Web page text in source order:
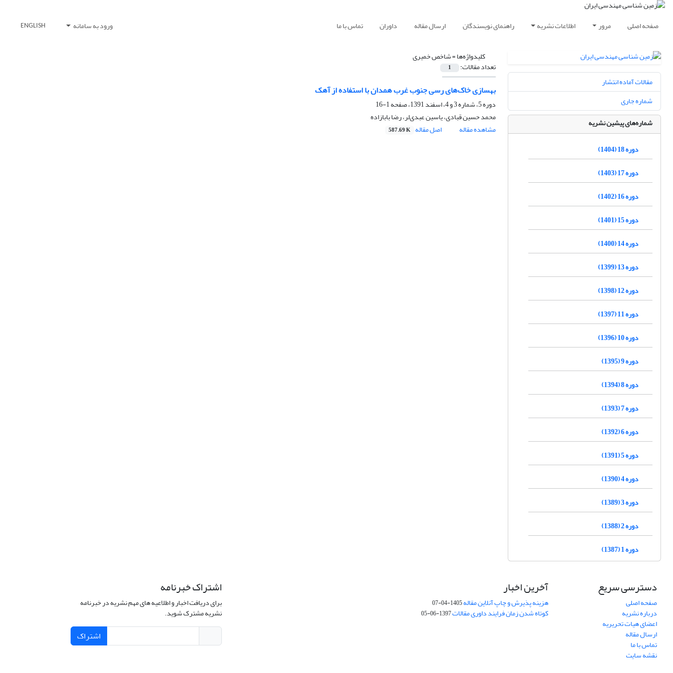
صفحه اصلی مرور اطلاعات نشریه راهنمای نویسندگان ارسال مقاله داوران تماس با ما ورود به سامانه ENGLISH
کلیدواژه‌ها =شاخص خمیری
تعداد مقالات: 1
بهسازی خاک‌های رسی جنوب غرب همدان با استفاده از آهک
دوره 5، شماره 3 و 4، اسفند 1391، صفحه
1-16
محمد حسین قبادی، یاسین عبدی‌لر، رضا بابازاده
مشاهده مقاله
اصل مقاله 587.69 K
مقالات آماده انتشار
شماره جاری
شماره‌های پیشین نشریه
دوره 18 (1404)
دوره 17 (1403)
دوره 16 (1402)
دوره 15 (1401)
دوره 14 (1400)
دوره 13 (1399)
دوره 12 (1398)
دوره 11 (1397)
دوره 10 (1396)
دوره 9 (1395)
دوره 8 (1394)
دوره 7 (1393)
دوره 6 (1392)
دوره 5 (1391)
دوره 4 (1390)
دوره 3 (1389)
دوره 2 (1388)
دوره 1 (1387)
دسترسی سریع
صفحه اصلی
درباره نشریه
اعضای هیات تحریریه
ارسال مقاله
تماس با ما
نقشه سایت
آخرین اخبار
هزینه پذیرش و چاپ آنلاین مقاله1405-04-07
کوتاه شدن زمان فرایند داوری مقالات1397-06-05
اشتراک خبرنامه
برای دریافت اخبار و اطلاعیه های مهم نشریه در خبرنامه
نشریه مشترک شوید.
اشتراک